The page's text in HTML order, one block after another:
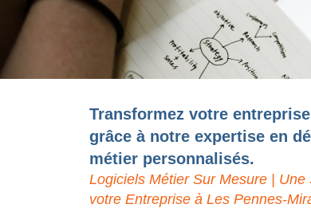
Transformez votre
grâce à notre expertise en
métier personnalisés.
Logiciels Métier Sur Mesure |
votre Entreprise à Les Pennes-